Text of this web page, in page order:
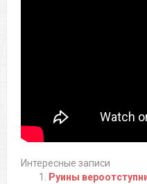
Интересные записи
Руины